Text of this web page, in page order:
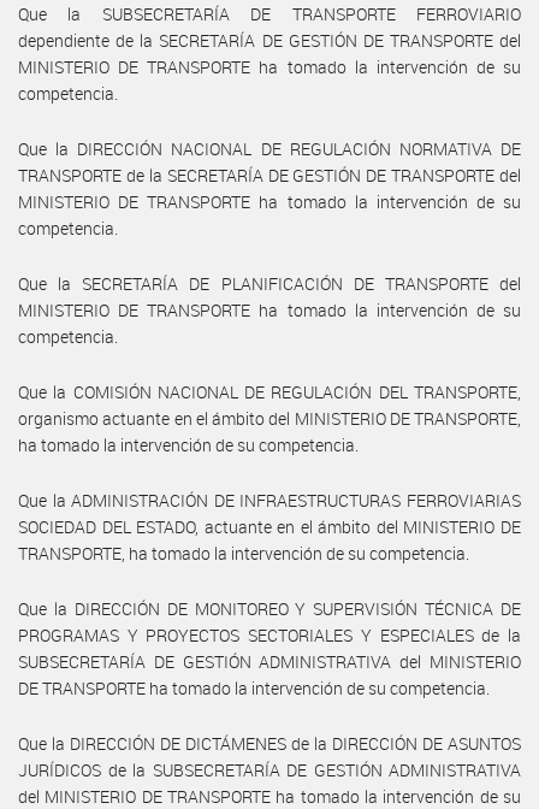
Que la SUBSECRETARÍA DE TRANSPORTE FERROVIARIO
dependiente de la SECRETARÍA DE GESTIÓN DE TRANSPORTE del
MINISTERIO DE TRANSPORTE ha tomado la intervención de su
competencia.
Que la DIRECCIÓN NACIONAL DE REGULACIÓN NORMATIVA DE
TRANSPORTE de la SECRETARÍA DE GESTIÓN DE TRANSPORTE del
MINISTERIO DE TRANSPORTE ha tomado la intervención de su
competencia.
Que la SECRETARÍA DE PLANIFICACIÓN DE TRANSPORTE del
MINISTERIO DE TRANSPORTE ha tomado la intervención de su
competencia.
Que la COMISIÓN NACIONAL DE REGULACIÓN DEL TRANSPORTE,
organismo actuante en el ámbito del MINISTERIO DE TRANSPORTE,
ha tomado la intervención de su competencia.
Que la ADMINISTRACIÓN DE INFRAESTRUCTURAS FERROVIARIAS
SOCIEDAD DEL ESTADO, actuante en el ámbito del MINISTERIO DE
TRANSPORTE, ha tomado la intervención de su competencia.
Que la DIRECCIÓN DE MONITOREO Y SUPERVISIÓN TÉCNICA DE
PROGRAMAS Y PROYECTOS SECTORIALES Y ESPECIALES de la
SUBSECRETARÍA DE GESTIÓN ADMINISTRATIVA del MINISTERIO
DE TRANSPORTE ha tomado la intervención de su competencia.
Que la DIRECCIÓN DE DICTÁMENES de la DIRECCIÓN DE ASUNTOS
JURÍDICOS de la SUBSECRETARÍA DE GESTIÓN ADMINISTRATIVA
del MINISTERIO DE TRANSPORTE ha tomado la intervención de su